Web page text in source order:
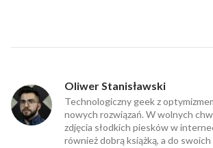
Oliwer Stanisławski
Technologiczny geek z
nowych rozwiązań. W wolnych
zdjęcia słodkich piesków w
również dobrą książką, a do